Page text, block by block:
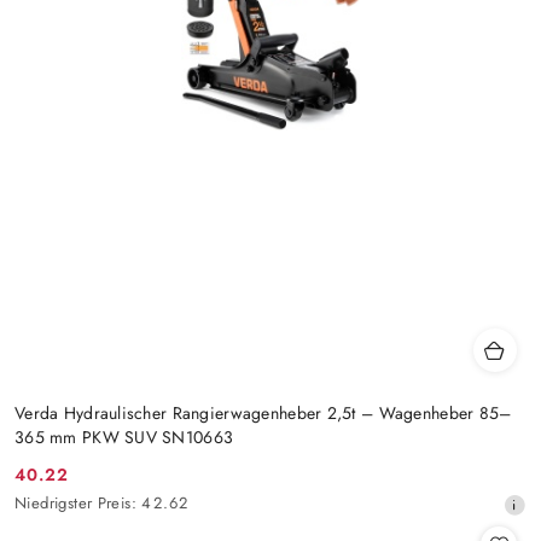
Verda Hydraulischer Rangierwagenheber 2,5t – Wagenheber 85–
365 mm PKW SUV SN10663
Aktionspreis:
40.22
Niedrigster
Niedrigster Preis: 42.62